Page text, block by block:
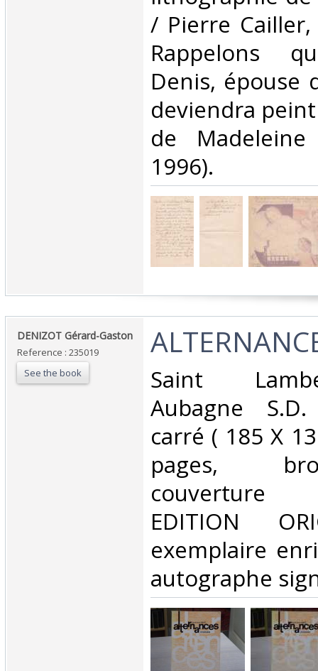
/ Pierre
Rappelons
Denis, épouse
deviendra
de
1996).‎
‎DENIZOT Gérard-Gaston‎
Reference : 235019
See the book
‎Saint
Aubagne
carré ( 185 X
pages,
EDITION
exemplaire
autographe